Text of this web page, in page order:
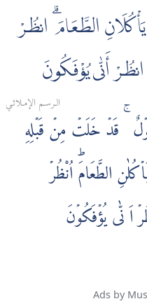
الطَّعَامَ ۗ انظُرْ
أَنّٰى يُؤْفَكُونَ
الـرسـم الإمـلائـي
قَدۡ خَلَتۡ مِنۡ قَبۡلِهِ
الطَّعَامَ‌ؕ اُنْظُرۡ
اَ نّٰى يُؤۡفَكُوۡنَ
Ads by